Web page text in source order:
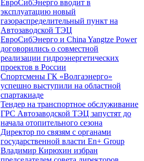
ЕвроСибЭнерго вводит в
эксплуатацию новый
газораспределительный пункт на
Автозаводской ТЭЦ
ЕвроСибЭнерго и China Yangtze Power
договорились о совместной
реализации гидроэнергетических
проектов в России
Спортсмены ГК «Волгаэнерго»
успешно выступили на областной
спартакиаде
Тендер на транспортное обслуживание
ГРС Автозаводской ТЭЦ запустят до
начала отопительного сезона
Директор по связям с органами
государственной власти En+ Group
Владимир Кирюхин избран